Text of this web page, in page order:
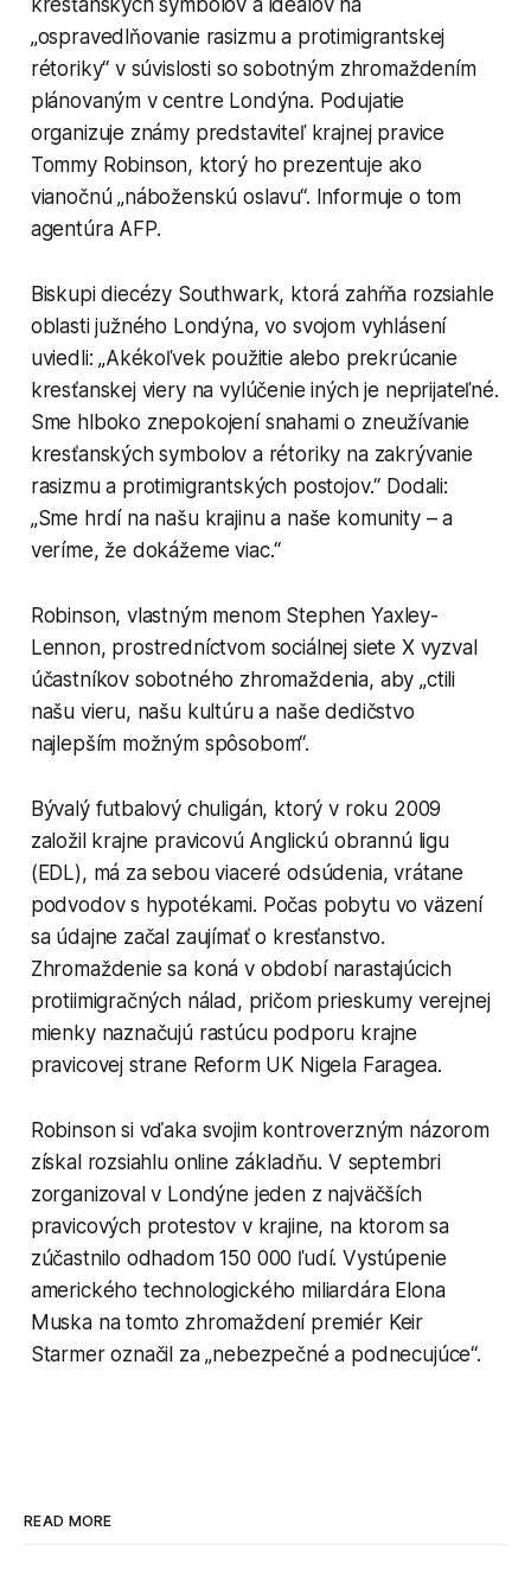
kresťanských symbolov a ideálov na
„ospravedlňovanie rasizmu a protimigrantskej
rétoriky“ v súvislosti so sobotným zhromaždením
plánovaným v centre Londýna. Podujatie
organizuje známy predstaviteľ krajnej pravice
Tommy Robinson, ktorý ho prezentuje ako
vianočnú „náboženskú oslavu“. Informuje o tom
agentúra AFP.
Biskupi diecézy Southwark, ktorá zahŕňa rozsiahle
oblasti južného Londýna, vo svojom vyhlásení
uviedli: „Akékoľvek použitie alebo prekrúcanie
kresťanskej viery na vylúčenie iných je neprijateľné.
Sme hlboko znepokojení snahami o zneužívanie
kresťanských symbolov a rétoriky na zakrývanie
rasizmu a protimigrantských postojov.“ Dodali:
„Sme hrdí na našu krajinu a naše komunity – a
veríme, že dokážeme viac.“
Robinson, vlastným menom Stephen Yaxley-
Lennon, prostredníctvom sociálnej siete X vyzval
účastníkov sobotného zhromaždenia, aby „ctili
našu vieru, našu kultúru a naše dedičstvo
najlepším možným spôsobom“.
Bývalý futbalový chuligán, ktorý v roku 2009
založil krajne pravicovú Anglickú obrannú ligu
(EDL), má za sebou viaceré odsúdenia, vrátane
podvodov s hypotékami. Počas pobytu vo väzení
sa údajne začal zaujímať o kresťanstvo.
Zhromaždenie sa koná v období narastajúcich
protiimigračných nálad, pričom prieskumy verejnej
mienky naznačujú rastúcu podporu krajne
pravicovej strane Reform UK Nigela Faragea.
Robinson si vďaka svojim kontroverzným názorom
získal rozsiahlu online základňu. V septembri
zorganizoval v Londýne jeden z najväčších
pravicových protestov v krajine, na ktorom sa
zúčastnilo odhadom 150 000 ľudí. Vystúpenie
amerického technologického miliardára Elona
Muska na tomto zhromaždení premiér Keir
Starmer označil za „nebezpečné a podnecujúce“.
READ MORE